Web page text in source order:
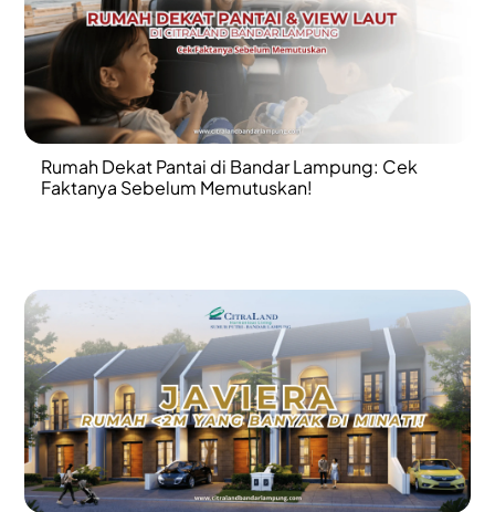
Rumah Dekat Pantai di Bandar Lampung: Cek
Faktanya Sebelum Memutuskan!